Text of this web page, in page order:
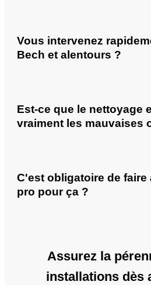
Vous intervenez
Bech et alentours ?
Est-ce que le nettoyage
vraiment les mauvaises
C'est obligatoire de faire
pro pour ça ?
Assurez la
installations dès